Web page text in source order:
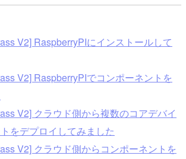
V2] RaspberryPIにインストールして
V2] RaspberryPIでコンポーネントを
V2] クラウド側から複数のコアデバイ
をデプロイしてみました
V2] クラウド側からコンポーネントを